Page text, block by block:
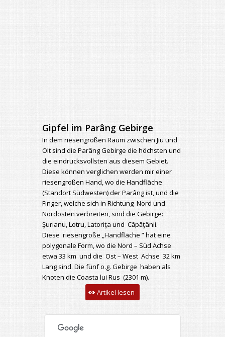
Gipfel im Parâng Gebirge
In dem riesengroßen Raum zwischen Jiu und
Olt sind die Parâng Gebirge die höchsten und
die eindrucksvollsten aus diesem Gebiet.
Diese können verglichen werden mir einer
riesengroßen Hand, wo die Handfläche
(Standort Südwesten) der Parâng ist, und die
Finger, welche sich in Richtung Nord und
Nordosten verbreiten, sind die Gebirge:
Şurianu, Lotru, Latoriţa und Căpăţânii.
Diese riesengroße „Handfläche ” hat eine
polygonale Form, wo die Nord – Süd Achse
etwa 33 km und die Ost – West Achse 32 km
Lang sind. Die fünf o.g. Gebirge haben als
Knoten die Coasta lui Rus (2301 m).
Artikel lesen